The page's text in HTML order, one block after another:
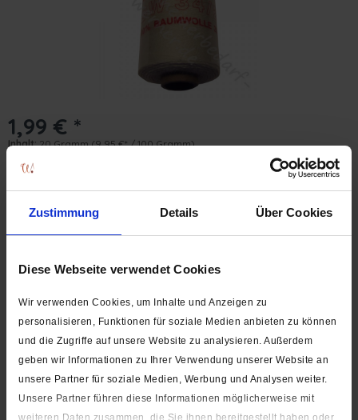
Zustimmung Details Über Cookies
Diese Webseite verwendet Cookies
Wir verwenden Cookies, um Inhalte und Anzeigen zu
personalisieren, Funktionen für soziale Medien anbieten zu können
und die Zugriffe auf unsere Website zu analysieren. Außerdem
geben wir Informationen zu Ihrer Verwendung unserer Website an
unsere Partner für soziale Medien, Werbung und Analysen weiter.
Unsere Partner führen diese Informationen möglicherweise mit
weiteren Daten zusammen, die Sie ihnen bereitgestellt haben oder
1,99 € *
Inhalt:20 Gramm(9,95 €* / 100 Gramm)
Versand erst ab dem 24.08.2026. Lieferzeit ca. 1-3 Werktage
Menge:
Stk. In den Warenkorb
Auf die Wunschliste
Artikel-Nr.: 0290-020
Beschreibung
Farbe: natur Gewicht: 20 g Material: 100% Baumwolle